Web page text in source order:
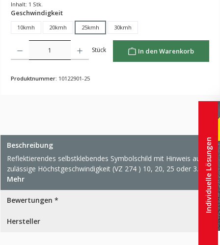
Inhalt: 1 Stk.
Geschwindigkeitauswählen
10kmh 20kmh 25kmh 30kmh
Stück In den Warenkorb
Produktnummer: 10122901-25
Beschreibung
Reflektierendes selbstklebendes Symbolschild mit Hinweis auf die
zulässige Höchstgeschwindigkeit (VZ 274 ) 10, 20, 25 oder 3…
Mehr
Bewertungen *
Hersteller
Individuelle Lösungen